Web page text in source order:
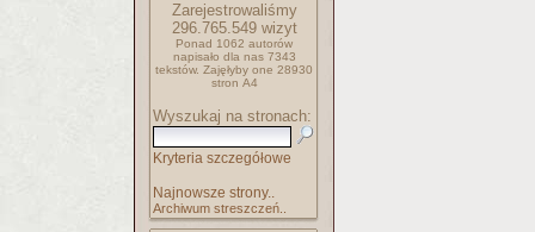
Zarejestrowaliśmy
296.765.549wizyt
Ponad 1062 autorów
napisało dla nas 7343
tekstów. Zajęłyby one 28930
stron A4
Wyszukaj na stronach:
Kryteria szczegółowe
Najnowsze strony..
Archiwum streszczeń..